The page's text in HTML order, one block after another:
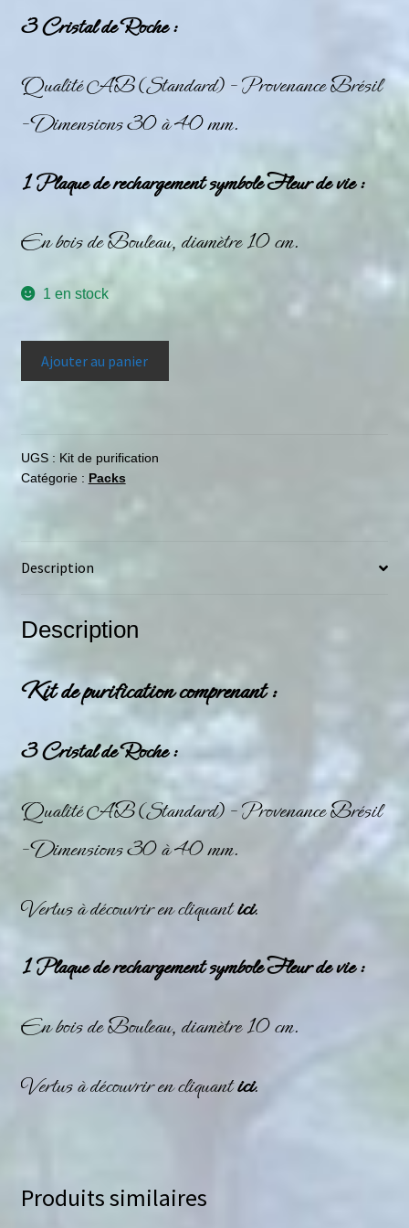
3 Cristal de Roche :
Qualité AB (Standard) – Provenance Brésil
– Dimensions 30 à 40 mm.
1 Plaque de rechargement symbole Fleur de vie :
En bois de Bouleau, diamètre 10 cm.
1 en stock
Ajouter au panier
UGS : Kit de purification
Catégorie : Packs
Description
Description
Kit de purification comprenant :
3 Cristal de Roche :
Qualité AB (Standard) – Provenance Brésil
– Dimensions 30 à 40 mm.
Vertus à découvrir en cliquantici.
1 Plaque de rechargement symbole Fleur de vie :
En bois de Bouleau, diamètre 10 cm.
Vertus à découvrir en cliquantici.
Produits similaires